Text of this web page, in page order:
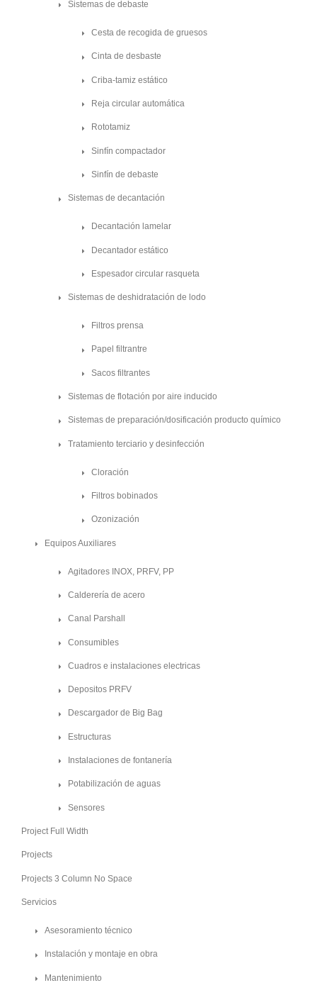
Sistemas de debaste
Cesta de recogida de gruesos
Cinta de desbaste
Criba-tamiz estático
Reja circular automática
Rototamiz
Sinfín compactador
Sinfín de debaste
Sistemas de decantación
Decantación lamelar
Decantador estático
Espesador circular rasqueta
Sistemas de deshidratación de lodo
Filtros prensa
Papel filtrantre
Sacos filtrantes
Sistemas de flotación por aire inducido
Sistemas de preparación/dosificación producto químico
Tratamiento terciario y desinfección
Cloración
Filtros bobinados
Ozonización
Equipos Auxiliares
Agitadores INOX, PRFV, PP
Calderería de acero
Canal Parshall
Consumibles
Cuadros e instalaciones electricas
Depositos PRFV
Descargador de Big Bag
Estructuras
Instalaciones de fontanería
Potabilización de aguas
Sensores
Project Full Width
Projects
Projects 3 Column No Space
Servicios
Asesoramiento técnico
Instalación y montaje en obra
Mantenimiento